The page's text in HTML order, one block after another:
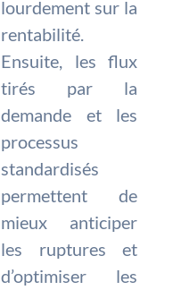
lourdement sur la
rentabilité.
Ensuite, les flux
tirés par la
demande et les
processus
standardisés
permettent de
mieux anticiper
les ruptures et
d’optimiser les